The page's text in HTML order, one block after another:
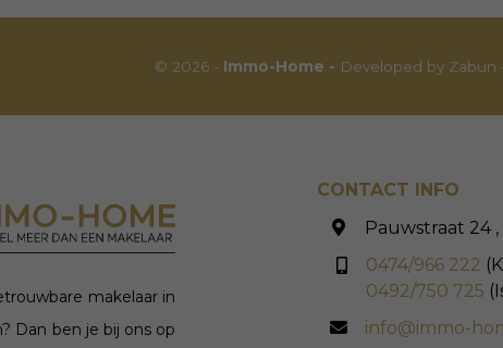
© 2026 - Immo-Home - Developed by Zabun
makelaar in
Dan ben je bij ons op
CONTACT INFO
Pauwstraat 24
0474/966 222
0492/750 725
info@immo-